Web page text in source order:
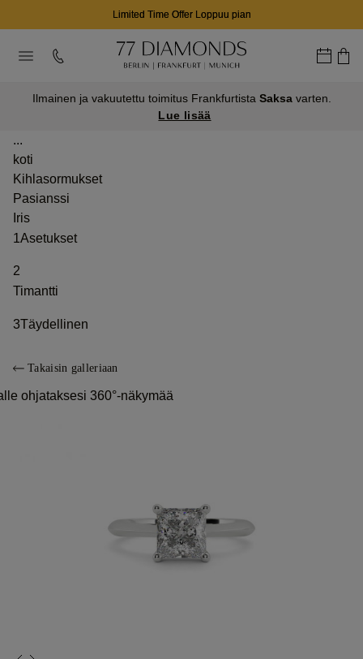
Limited Time Offer Loppuu pian
Ilmainen ja vakuutettu toimitus Frankfurtista Saksavarten.
Lue lisää
...
koti
Kihlasormukset
Pasianssi
Iris
1Asetukset
2
Timantti
3Täydellinen
Takaisin galleriaan
ohjataksesi 360°-näkymää